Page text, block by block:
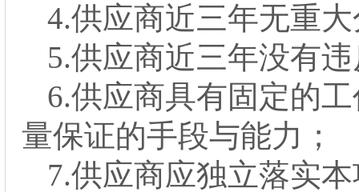
4.供应商近三年无重
5.供应商近三年没有
6.供应商具有固定的
量保证的手段与能力；
7.供应商应独立落实